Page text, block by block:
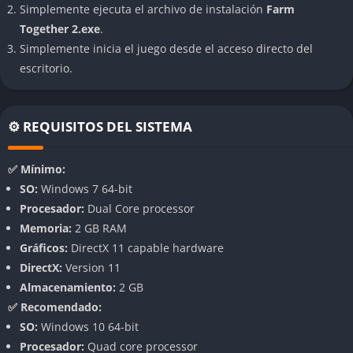
total.
Personalización en cada detalle
ropa de tu personaje. Cada jugador acaba creando un espacio
único, reflejando su personalidad. Los objetos decorativos, las
personal que convierte una granja funcional en un lugar con
encanto propio.
Jugabilidad cooperativa y comunidad activa
Uno de los mayores atractivos es poder invitar a otros
jugadores. Puedes trabajar en equipo, repartir tareas o
simplemente recorrer la granja y charlar. No hay
competitividad, solo colaboración y buen ambiente. Visitar las
fincas de otros es una fuente inagotable de inspiración.
Simplemente ejecuta el archivo de instalación Farm
Together 2.exe.
Simplemente inicia el juego desde el acceso directo del
escritorio.
⚙️ REQUISITOS DEL SISTEMA
✅ Mínimo:
SO: Windows 7 64-bit
Procesador: Dual Core processor
Memoria: 2 GB RAM
Gráficos: DirectX 11 capable hardware
DirectX: Version 11
Almacenamiento: 2 GB
✅ Recomendado:
SO: Windows 10 64-bit
Procesador: Quad core processor